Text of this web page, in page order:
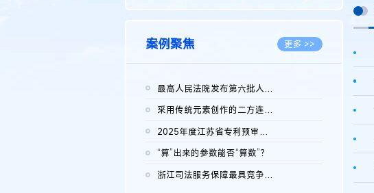
案例聚焦 更多 >>
最高人民法院发布第六批人民法院种业知识产权司法保护典型案例 含...
采用传统元素创作的二方连续装饰图案作品的独创性及侵权对比认定
2025年度江苏省专利预审典型案例
“算”出来的参数能否“算数”？
浙江司法服务保障最具竞争力营商环境建设典型案例（第二批）含侵...